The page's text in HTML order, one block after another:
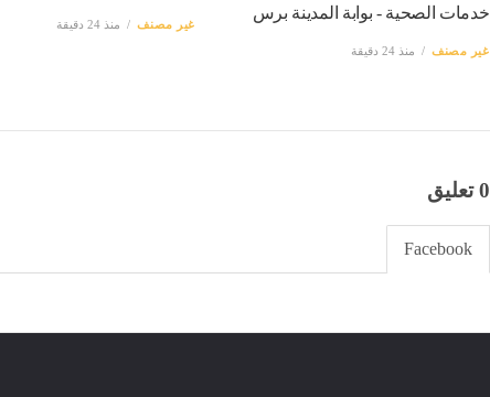
خدمات الصحية - بوابة المدينة برس
غير مصنف منذ 24 دقيقة
غير مصنف منذ 24 دقيقة
0 تعليق
Facebook